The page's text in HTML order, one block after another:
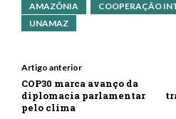
AMAZÔNIA COOPERAÇÃO
UNAMAZ
Artigo anterior
COP30 marca avanço da
diplomacia parlamentar
pelo clima